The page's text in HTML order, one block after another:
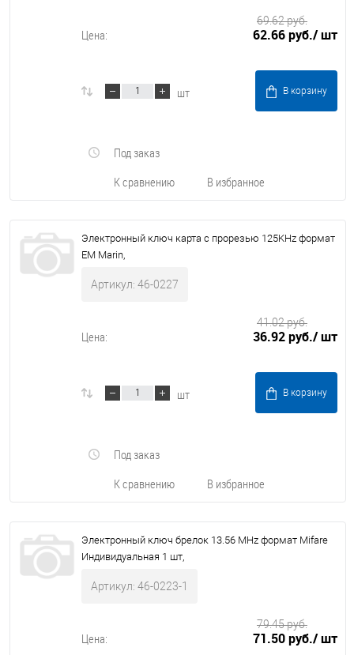
Цена: 62.66 руб./ шт
69.62 руб.
шт В корзину
К сравнению В избранное
Под заказ
Электронный ключ карта с прорезью 125KHz формат
EM Marin,
Артикул: 46-0227
Цена: 36.92 руб./ шт
41.02 руб.
шт В корзину
К сравнению В избранное
Под заказ
Электронный ключ брелок 13.56 MHz формат Mifare
Индивидуальная 1 шт,
Артикул: 46-0223-1
Цена: 71.50 руб./ шт
79.45 руб.